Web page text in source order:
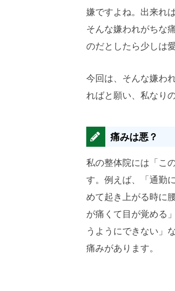
嫌ですよね。出来れ
そんな嫌われがちな
のだとしたら少しは
今回は、そんな嫌わ
ればと願い、私なり
痛みは悪？
私の整体院には「こ
す。例えば、「通勤
めて起き上がる時に
が痛くて目が覚める
うようにできない」
痛みがあります。